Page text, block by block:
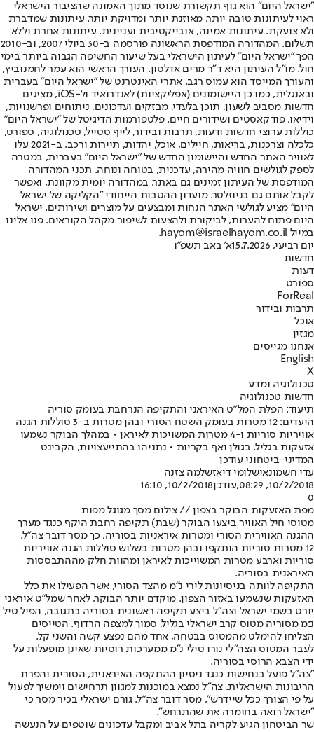
"ישראל היום" הוא גוף תקשורת שנוסד מתוך האמונה שהציבור הישראלי
ראוי לעיתונות טובה יותר, מאוזנת יותר ומדויקת יותר. עיתונות שמדברת
ולא צועקת. עיתונות אמינה, אובייקטיבית ועניינית. עיתונות אחרת וללא
תשלום. המהדורה המודפסת הראשונה פורסמה ב-30 ביולי 2007, וב-2010
הפך "ישראל היום" לעיתון הישראלי בעל שיעור החשיפה הגבוה ביותר בימי
חול. מו"ל העיתון היא ד"ר מרים אדלסון. העורך הראשי הוא עמר לחמנוביץ,
והעורך המייסד הוא עמוס רגב. אתרי האינטרנט של "ישראל היום" בעברית
ובאנגלית, כמו כן היישומונים (אפליקציות) לאנדרואיד ול-iOS, מציגים
חדשות מסביב לשעון, תוכן בלעדי, מבזקים ועדכונים, ניתוחים ופרשנויות,
וידיאו, פודקאסטים ושידורים חיים. פלטפורמות הדיגיטל של "ישראל היום"
כוללות ערוצי חדשות ודעות, תרבות ובידור, לייף סטייל, טכנולוגיה, ספורט,
כלכלה וצרכנות, בריאות, חיילים, אוכל, יהדות, תיירות ורכב. ב-2021 עלו
לאוויר האתר החדש והיישומון החדש של "ישראל היום" בעברית, במטרה
לספק לגולשים חוויה מהירה, עדכנית, בטוחה ונוחה. תכני המהדורה
המודפסת של העיתון זמינים גם באתר, במהדורה יומית מקוונת, ואפשר
לקבל אותם גם בניוזלטר. מועדון ההטבות הייחודי "הקליקה של ישראל
היום" מציע לגולשי האתר הנחות ומבצעים על מוצרים ושירותים. ישראל
היום פתוח להערות, לביקורת ולהצעות לשיפור מקהל הקוראים. פנו אלינו
במייל hayom@israelhayom.co.il.
יום רביעי, 15.7.2026
א' באב תשפ"ו
חדשות
דעות
ספורט
ForReal
תרבות ובידור
אוכל
מגזין
אנחנו מגייסים
English
X
טכנולוגיה ומדע
חדשות טכנולוגיה
תיעוד: הפלת המל"ט האיראני והתקיפה הנרחבת בעומק סוריה
היעדים: 12 מטרות בעומק השטח הסורי ובהן מטרות ב-3 סוללות הגנה
אוויריות סוריות ו-4 מטרות המשויכות לאיראן • במהלך הבוקר נשמעו
אזעקות בגליל, בגולן ואף בקריות • נתניהו בהתייעצויות, הקבינט
המדיני-ביטחוני עודכן
עדי חשמונאישלומי דיאזשלמה צזנה
10/2/2018, 08:29
,עודכן10/2/2018, 16:10
0
מפת האזעקות הבוקר בצפון // צילום מסך מגוגל מפות
מטוסי חיל האוויר ביצעו הבוקר (שבת) תקיפה רחבת היקף כנגד מערך
ההגנה האווירית הסורי ומטרות איראניות בסוריה, כך מסר דובר צה"ל.
12 מטרות סוריות הותקפו ובהן מטרות בשלוש סוללות הגנה אוויריות
סוריות וארבע מטרות המשוייכות לאיראן ומהוות חלק מההתבססות
האיראנית בסוריה.
התקיפה לוותה בניסיונות לירי נ"מ מהצד הסורי, אשר הפעילו את כלל
האזעקות שנשמעו באזור הצפון. מוקדם יותר הבוקר, לאחר שמל"ט איראני
יורט בשמי ישראל וצה"ל ביצע תקיפה ראשונית בסוריה בתגובה, הפיל טיל
נ:מ מסוריה מטוס קרב ישראלי בגליל, סמוך למצפה הרדוף. הטייסים
הצליחו להימלט מהמטוס בבטחה, אחד מהם נפצע קשה והשני קל.
לעבר המטוס הצה"לי נורו טילי נ"מ ממערכות רוסיות שאינן מופעלות על
ידי הצבא הרוסי בסוריה.
"צה"ל פועל בנחישות כנגד ניסיון ההתקפה האיראנית, הסורית והפרת
הריבונות הישראלית. צה"ל נמצא במוכנות למגוון תרחישים וימשיך לפעול
על פי הצורך ככל שיידרש", מסר דובר צה"ל. גורם ישראלי בכיר מסר כי
"ישראל רואה בחומרה את שהתרחש".
שר הביטחון הגיע לקריה בתל אביב ומקבל עדכונים שוטפים על הנעשה